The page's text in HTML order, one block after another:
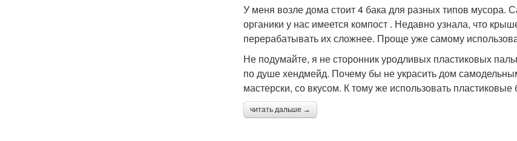
У меня возле дома стоит 4 бака для разных типов мусора.
органики у нас имеется компост . Недавно узнала, что
перерабатывать их сложнее. Проще уже самому
Не подумайте, я не сторонник уродливых пластиковых
по душе хендмейд. Почему бы не украсить дом
мастерски, со вкусом. К тому же использовать пластиковые
читать дальше →